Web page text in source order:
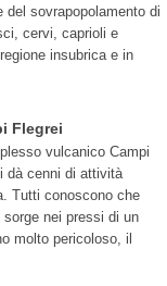
del sovrapopolamento di
cervi, caprioli e
insubrica e in
Flegrei
vulcanico Campi
dà cenni di attività
Tutti conoscono che
sorge nei pressi di un
molto pericoloso, il